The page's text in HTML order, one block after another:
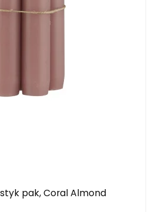
pak, Coral Almond